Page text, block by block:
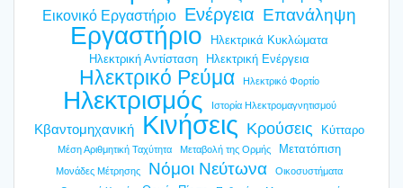
Εικονικό Εργαστήριο Ενέργεια Επανάληψη
Εργαστήριο
Ηλεκτρικά Κυκλώματα
Ηλεκτρική Αντίσταση
Ηλεκτρική Ενέργεια
Ηλεκτρικό Ρεύμα Ηλεκτρικό Φορτίο
Ηλεκτρισμός Ιστορία Ηλεκτρομαγνητισμού
Κβαντομηχανική Κινήσεις Κρούσεις Κύτταρο
Μέση Αριθμητική Ταχύτητα Μεταβολή της Ορμής Μετατόπιση
Μονάδες Μέτρησης Νόμοι Νεύτωνα
Οικοσυστήματα